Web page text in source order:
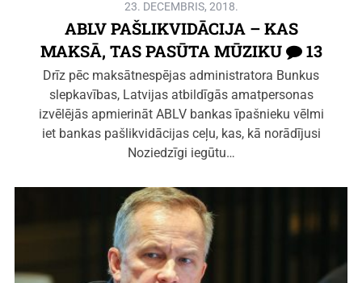
23. DECEMBRIS, 2018.
ABLV PAŠLIKVIDĀCIJA – KAS
MAKSĀ, TAS PASŪTA MŪZIKU
13
Drīz pēc maksātnespējas administratora Bunkus
slepkavības, Latvijas atbildīgās amatpersonas
izvēlējās apmierināt ABLV bankas īpašnieku vēlmi
iet bankas pašlikvidācijas ceļu, kas, kā norādījusi
Noziedzīgi iegūtu…